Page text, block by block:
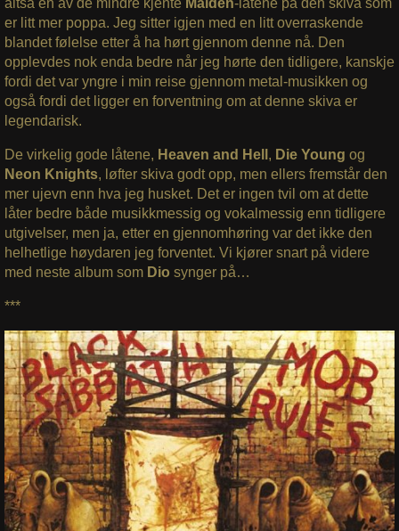
er litt mer poppa. Jeg sitter igjen med en litt overraskende
blandet følelse etter å ha hørt gjennom denne nå. Den
opplevdes nok enda bedre når jeg hørte den tidligere, kanskje
fordi det var yngre i min reise gjennom metal-musikken og
også fordi det ligger en forventning om at denne skiva er
legendarisk.
De virkelig gode låtene, Heaven and Hell , Die Young og
Neon Knights, løfter skiva godt opp, men ellers fremstår den
mer ujevn enn hva jeg husket. Det er ingen tvil om at dette
låter bedre både musikkmessig og vokalmessig enn tidligere
utgivelser, men ja, etter en gjennomhøring var det ikke den
helhetlige høydaren jeg forventet. Vi kjører snart på videre
med neste album som Dio synger på…
***